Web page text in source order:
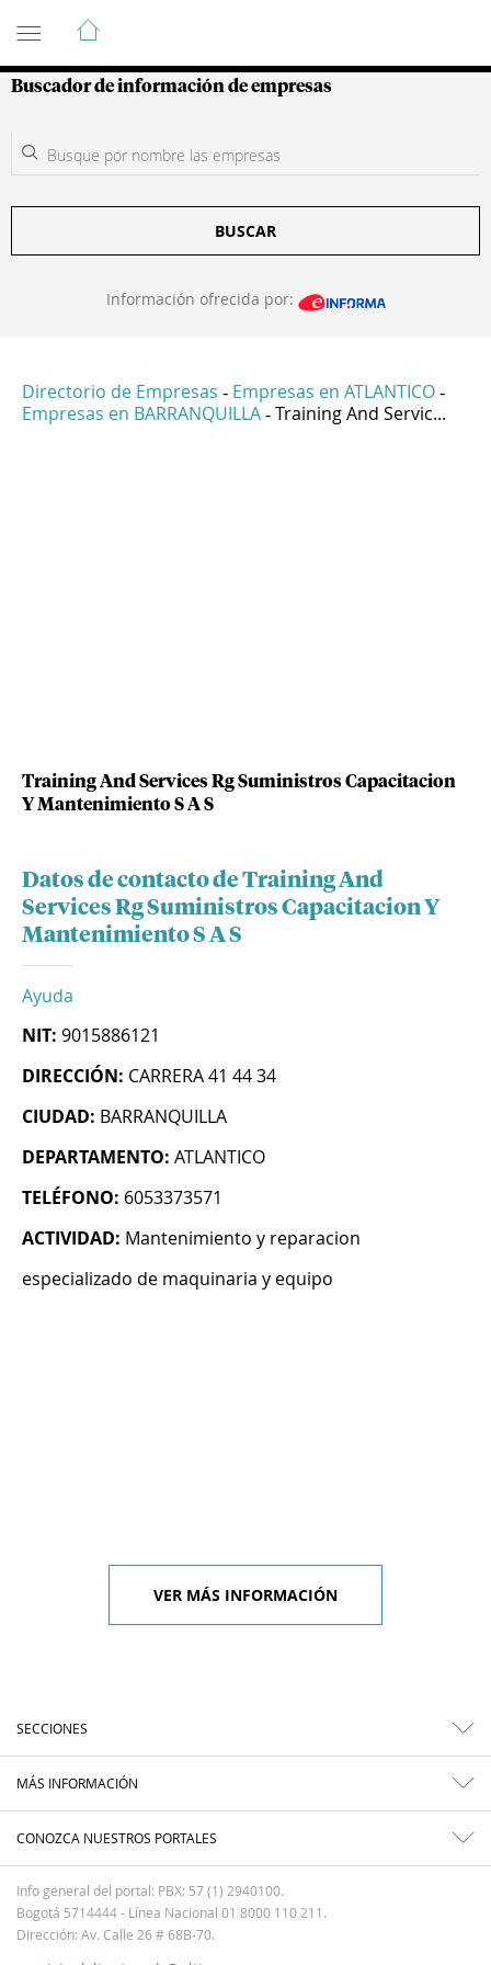
Guía de Empresas Colombianas
Buscador de información de empresas
BUSCAR
Información ofrecida por:
Directorio de Empresas - Empresas en ATLANTICO -
Empresas en BARRANQUILLA - Training And Servic...
Training And Services Rg Suministros Capacitacion
Y Mantenimiento S A S
Datos de contacto de Training And
Services Rg Suministros Capacitacion Y
Mantenimiento S A S
Ayuda
NIT: 9015886121
DIRECCIÓN: CARRERA 41 44 34
CIUDAD: BARRANQUILLA
DEPARTAMENTO: ATLANTICO
TELÉFONO: 6053373571
ACTIVIDAD: Mantenimiento y reparacion
especializado de maquinaria y equipo
VER MÁS INFORMACIÓN
SECCIONES
MÁS INFORMACIÓN
CONOZCA NUESTROS PORTALES
Info general del portal: PBX: 57 (1) 2940100.
Bogotá 5714444 - Línea Nacional 01 8000 110 211.
Dirección: Av. Calle 26 # 68B-70.